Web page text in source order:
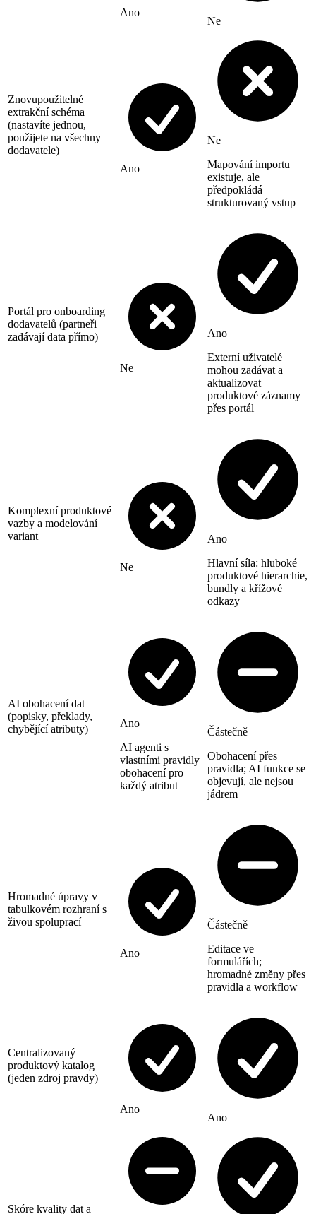
Ano
Ne
Znovupoužitelné
extrakční schéma
(nastavíte jednou,
použijete na všechny
dodavatele)
Ano
Ne
Mapování importu
existuje, ale
předpokládá
strukturovaný vstup
Portál pro onboarding
dodavatelů (partneři
zadávají data přímo)
Ne
Ano
Externí uživatelé
mohou zadávat a
aktualizovat
produktové záznamy
přes portál
Komplexní produktové
vazby a modelování
variant
Ne
Ano
Hlavní síla: hluboké
produktové hierarchie,
bundly a křížové
odkazy
AI obohacení dat
(popisky, překlady,
chybějící atributy)
Ano
AI agenti s
vlastními pravidly
obohacení pro
každý atribut
Částečně
Obohacení přes
pravidla; AI funkce se
objevují, ale nejsou
jádrem
Hromadné úpravy v
tabulkovém rozhraní s
živou spoluprací
Ano
Částečně
Editace ve
formulářích;
hromadné změny přes
pravidla a workflow
Centralizovaný
produktový katalog
(jeden zdroj pravdy)
Ano
Ano
Skóre kvality dat a